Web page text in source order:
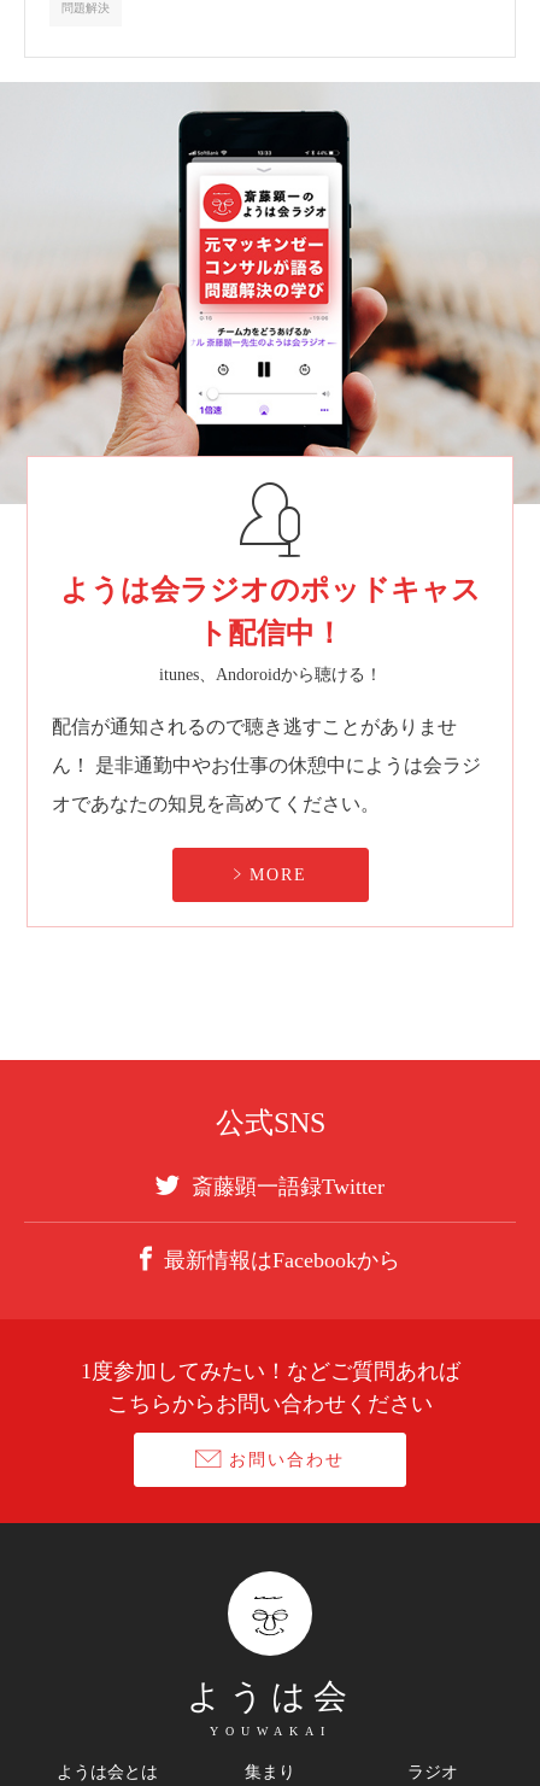
問題解決
ようは会ラジオのポッドキャス
ト配信中！
itunes、Andoroidから聴ける！
配信が通知されるので聴き逃すことがありませ
ん！
是非通勤中やお仕事の休憩中にようは会ラジ
オであなたの知見を高めてください。
MORE
公式SNS
斎藤顕一語録Twitter
最新情報はFacebookから
1度参加してみたい！などご質問あれば
こちらからお問い合わせください
お問い合わせ
ようは会
YOUWAKAI
ようは会とは 集まり ラジオ